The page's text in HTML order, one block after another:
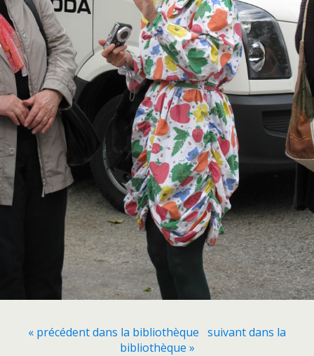
« précédent dans la bibliothèque suivant dans la
bibliothèque »